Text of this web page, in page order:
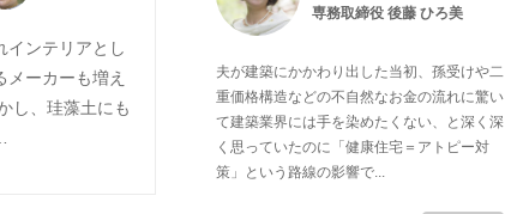
インテリアとし
ーカーも増え
し、珪藻土にも
専務取締役 後藤 ひろ美
夫が建築にかかわり出した当初、孫受けや二
重価格構造などの不自然なお金の流れに驚い
て建築業界には手を染めたくない、と深く深
く思っていたのに「健康住宅＝アトピー対
策」という路線の影響で...